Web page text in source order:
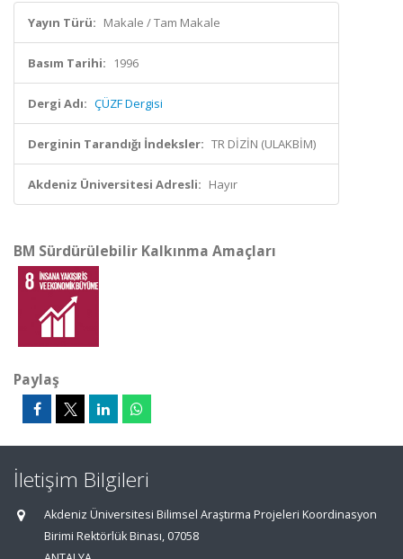
Yayın Türü: Makale / Tam Makale
Basım Tarihi: 1996
Dergi Adı: ÇÜZF Dergisi
Derginin Tarandığı İndeksler: TR DİZİN (ULAKBİM)
Akdeniz Üniversitesi Adresli: Hayır
BM Sürdürülebilir Kalkınma Amaçları
Paylaş
İletişim Bilgileri
Akdeniz Üniversitesi Bilimsel Araştırma Projeleri Koordinasyon
Birimi Rektörlük Binası, 07058